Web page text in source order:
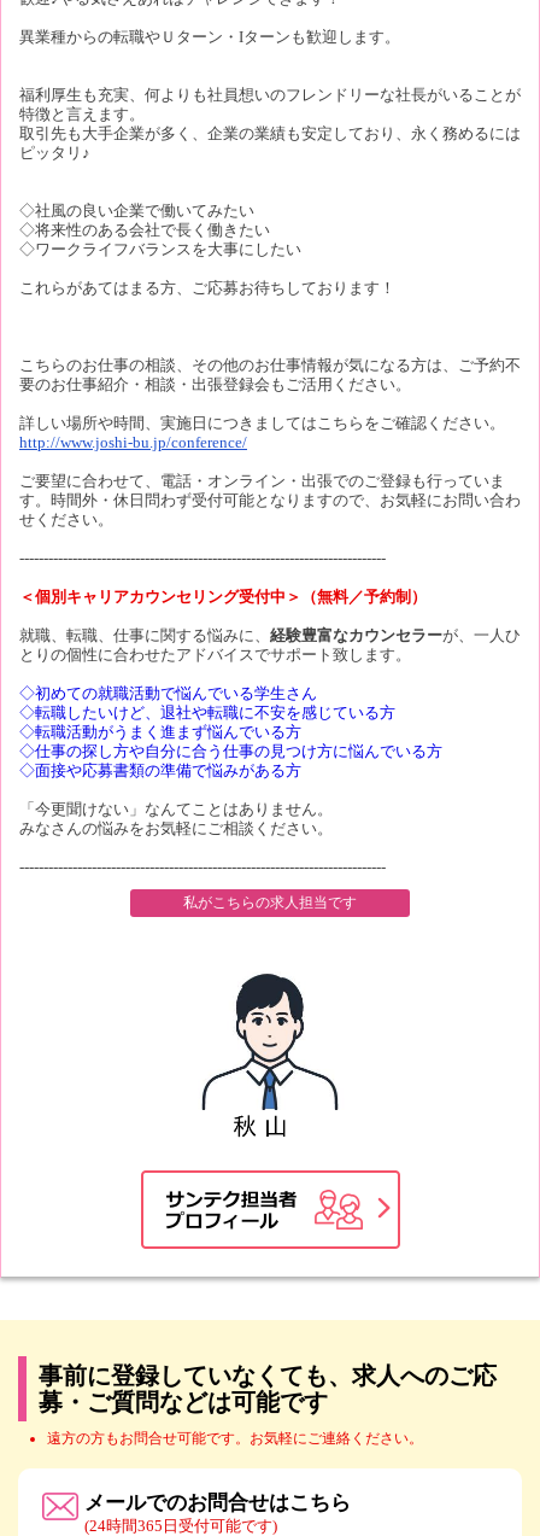
異業種からの転職やＵターン・Iターンも歓迎します。
福利厚生も充実、何よりも社員想いのフレンドリーな社長がいることが
特徴と言えます。
取引先も大手企業が多く、企業の業績も安定しており、永く務めるには
ピッタリ♪
◇社風の良い企業で働いてみたい
◇将来性のある会社で長く働きたい
◇ワークライフバランスを大事にしたい
これらがあてはまる方、ご応募お待ちしております！
こちらのお仕事の相談、その他のお仕事情報が気になる方は、ご予約不
要のお仕事紹介・相談・出張登録会もご活用ください。
詳しい場所や時間、実施日につきましてはこちらをご確認ください。
http://www.joshi-bu.jp/conference/
ご要望に合わせて、電話・オンライン・出張でのご登録も行っていま
す。時間外・休日問わず受付可能となりますので、お気軽にお問い合わ
せください。
----------------------------------------------------------------------------
＜個別キャリアカウンセリング受付中＞（無料／予約制）
就職、転職、仕事に関する悩みに、 経験豊富なカウンセラーが、一人ひ
とりの個性に合わせたアドバイスでサポート致します。
◇初めての就職活動で悩んでいる学生さん
◇転職したいけど、退社や転職に不安を感じている方
◇転職活動がうまく進まず悩んでいる方
◇仕事の探し方や自分に合う仕事の見つけ方に悩んでいる方
◇面接や応募書類の準備で悩みがある方
「今更聞けない」なんてことはありません。
みなさんの悩みをお気軽にご相談ください。
----------------------------------------------------------------------------
私がこちらの求人担当です
事前に登録していなくても、求人へのご応
募・ご質問などは可能です
遠方の方もお問合せ可能です。お気軽にご連絡ください。
メールでのお問合せはこちら
(24時間365日受付可能です)